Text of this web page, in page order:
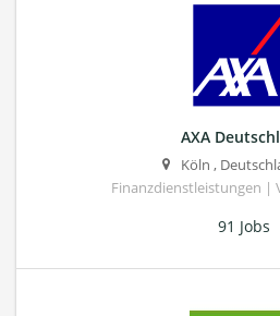
AXA
Köln ,
Finanzdienstleistungen |
91 Jobs